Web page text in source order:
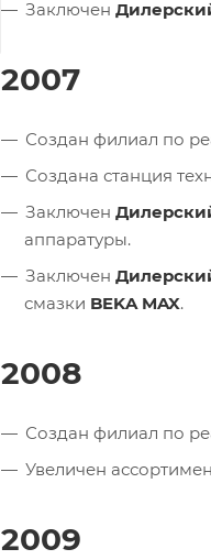
Заключен
2007
Создан филиал по
Создана станция
Заключен
аппаратуры.
Заключен
смазки BEKA MAX.
2008
Создан филиал по
Увеличен
2009